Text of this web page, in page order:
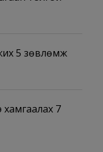
5 зөвлөмж
хамгаалах 7